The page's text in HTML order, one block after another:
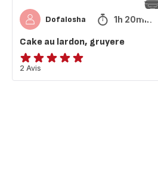
Dofalosha 1h 20min
Cake au lardon, gruyere
Avis
5
2 Avis